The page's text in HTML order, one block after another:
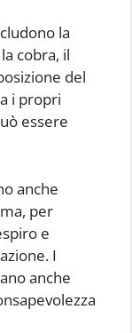
la
cobra, il
del
i propri
essere
anche
per
e
I
anche